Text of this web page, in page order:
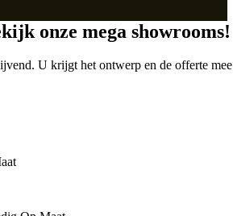
onze mega showrooms!
U krijgt het ontwerp en de offerte